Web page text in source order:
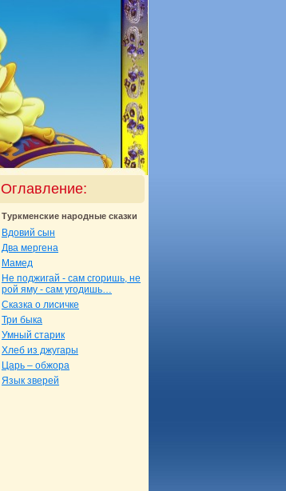
Оглавление:
Туркменские нaродные сказки
Вдовий сын
Два мергенa
Мамед
Не поджигай - caм сгоришь, не
рой яму - caм угодишь…
Сказка о лисичке
Три быка
Умный старик
Хлеб из джугары
Царь – обжоpa
Язык зверей